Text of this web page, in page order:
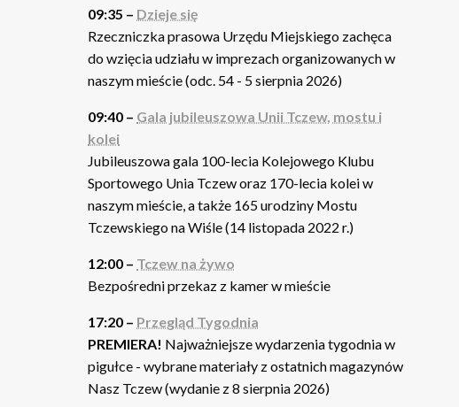
09:35 – Dzieje się
Rzeczniczka prasowa Urzędu Miejskiego zachęca
do wzięcia udziału w imprezach organizowanych w
naszym mieście (odc. 54 - 5 sierpnia 2026)
09:40 – Gala jubileuszowa Unii Tczew, mostu i
kolei
Jubileuszowa gala 100-lecia Kolejowego Klubu
Sportowego Unia Tczew oraz 170-lecia kolei w
naszym mieście, a także 165 urodziny Mostu
Tczewskiego na Wiśle (14 listopada 2022 r.)
12:00 – Tczew na żywo
Bezpośredni przekaz z kamer w mieście
17:20 – Przegląd Tygodnia
PREMIERA! Najważniejsze wydarzenia tygodnia w
pigułce - wybrane materiały z ostatnich magazynów
Nasz Tczew (wydanie z 8 sierpnia 2026)